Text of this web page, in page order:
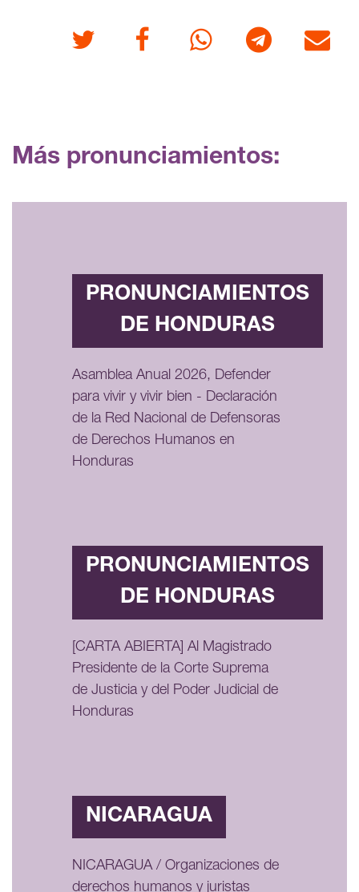
Twitter FacebookWhatsappTelegram Correo
Más pronunciamientos:
PRONUNCIAMIENTOS
DE HONDURAS
Asamblea Anual 2026, Defender
para vivir y vivir bien - Declaración
de la Red Nacional de Defensoras
de Derechos Humanos en
Honduras
PRONUNCIAMIENTOS
DE HONDURAS
[CARTA ABIERTA] Al Magistrado
Presidente de la Corte Suprema
de Justicia y del Poder Judicial de
Honduras
NICARAGUA
NICARAGUA / Organizaciones de
derechos humanos y juristas